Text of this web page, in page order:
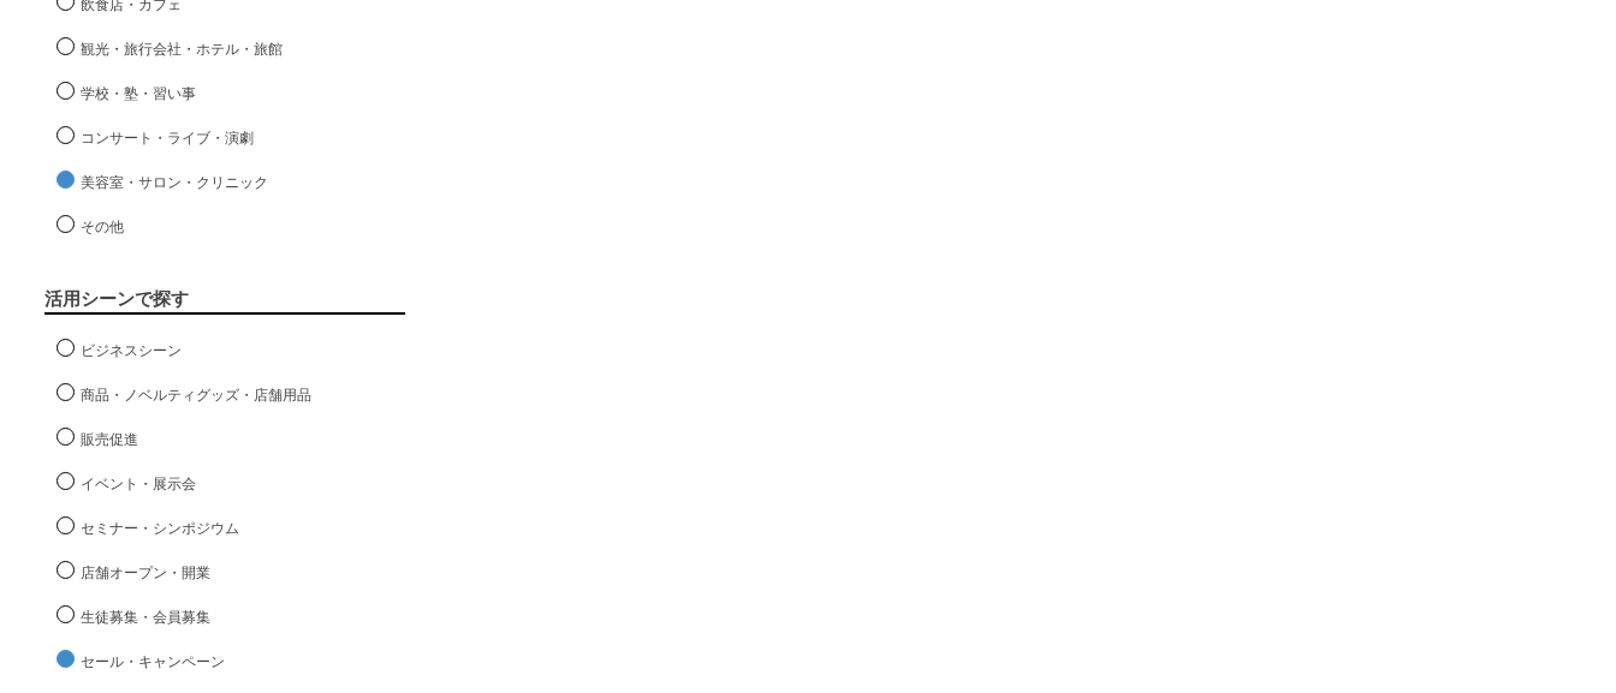
観光・旅行会社・ホテル・旅館
学校・塾・習い事
コンサート・ライブ・演劇
美容室・サロン・クリニック
その他
活用シーンで探す
ビジネスシーン
商品・ノベルティグッズ・店舗用品
販売促進
イベント・展示会
セミナー・シンポジウム
店舗オープン・開業
生徒募集・会員募集
セール・キャンペーン